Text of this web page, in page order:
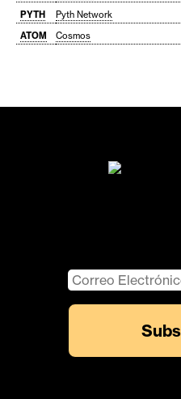
PYTH
Pyth Network
ATOM
Cosmos